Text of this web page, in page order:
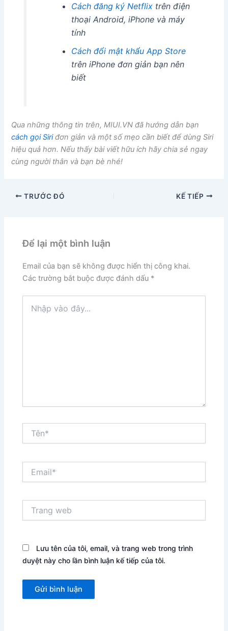
Cách đăng ký Netflixtrên điện
thoại Android, iPhone và máy
tính
Cách đổi mật khẩu App Store
trên iPhone đơn giản bạn nên
biết
Qua những thông tin trên, MIUI.VN đã hướng dẫn bạn
cách gọi Siriđơn giản và một số mẹo cần biết để dùng Siri
hiệu quả hơn. Nếu thấy bài viết hữu ích hãy chia sẻ ngay
cùng người thân và bạn bè nhé!
TRƯỚC ĐÓ KẾ TIẾP
Để lại một bình luận
Email của bạn sẽ không được hiển thị công khai.
Các trường bắt buộc được đánh dấu *
vào
web
Lưu tên của tôi, email, và trang web trong trình
duyệt này cho lần bình luận kế tiếp của tôi.